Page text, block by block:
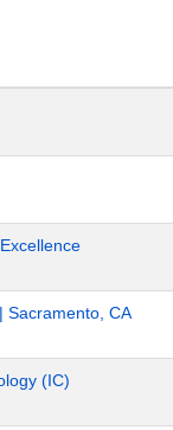
Sacramento, CA
(IC)